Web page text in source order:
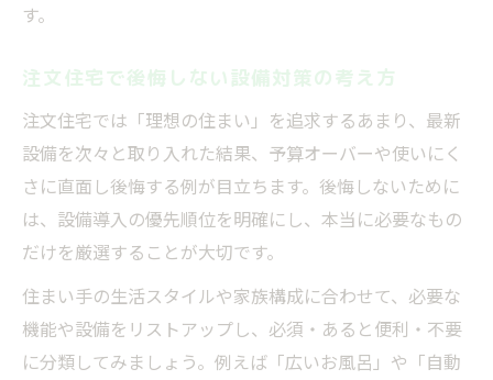
す。
注文住宅で後悔しない設備対策の考え方
注文住宅では「理想の住まい」を追求するあまり、最新
設備を次々と取り入れた結果、予算オーバーや使いにく
さに直面し後悔する例が目立ちます。後悔しないために
は、設備導入の優先順位を明確にし、本当に必要なもの
だけを厳選することが大切です。
住まい手の生活スタイルや家族構成に合わせて、必要な
機能や設備をリストアップし、必須・あると便利・不要
に分類してみましょう。例えば「広いお風呂」や「自動